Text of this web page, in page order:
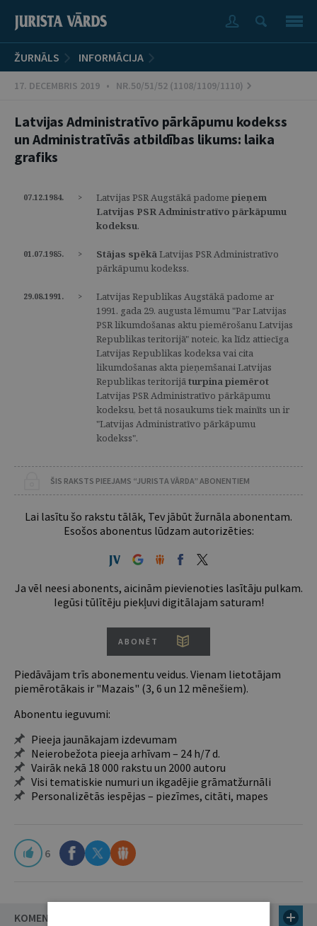
ŽURNĀLS INFORMĀCIJA
17. DECEMBRIS 2019 • NR.50/51/52 (1108/1109/1110)
Latvijas Administratīvo pārkāpumu kodekss
un Administratīvās atbildības likums: laika
grafiks
07.12.1984. > Latvijas PSR Augstākā padome pieņem
Latvijas PSR Administratīvo pārkāpumu
kodeksu.
01.07.1985. > Stājas spēkāLatvijas PSR Administratīvo
pārkāpumu kodekss.
29.08.1991. >
Latvijas Republikas Augstākā padome ar
1991. gada 29. augusta lēmumu "Par Latvijas
PSR likumdošanas aktu piemērošanu Latvijas
Republikas teritorijā" noteic, ka līdz attiecīga
Latvijas Republikas kodeksa vai cita
likumdošanas akta pieņemšanai Latvijas
Republikas teritorijāturpina piemērot
Latvijas PSR Administratīvo pārkāpumu
kodeksu, bet tā nosaukums tiek mainīts un ir
"Latvijas Administratīvo pārkāpumu
kodekss".
ŠIS RAKSTS PIEEJAMS “JURISTA VĀRDA” ABONENTIEM
Lai lasītu šo rakstu tālāk, Tev jābūt žurnāla abonentam.
Esošos abonentus lūdzam autorizēties:
Ja vēl neesi abonents, aicinām pievienoties lasītāju pulkam.
Iegūsi tūlītēju piekļuvi digitālajam saturam!
ABONĒT
Piedāvājam trīs abonementu veidus. Vienam lietotājam
piemērotākais ir "Mazais" (3, 6 un 12 mēnešiem).
Abonentu ieguvumi:
Pieeja jaunākajam izdevumam
Neierobežota pieeja arhīvam – 24 h/7 d.
Vairāk nekā 18 000 rakstu un 2000 autoru
Visi tematiskie numuri un ikgadējie grāmatžurnāli
Personalizētās iespējas – piezīmes, citāti, mapes
6
KOMENTĀRI